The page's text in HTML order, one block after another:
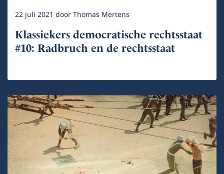
22 juli 2021 doorThomas Mertens
Klassiekers democratische rechtsstaat
#10: Radbruch en de rechtsstaat